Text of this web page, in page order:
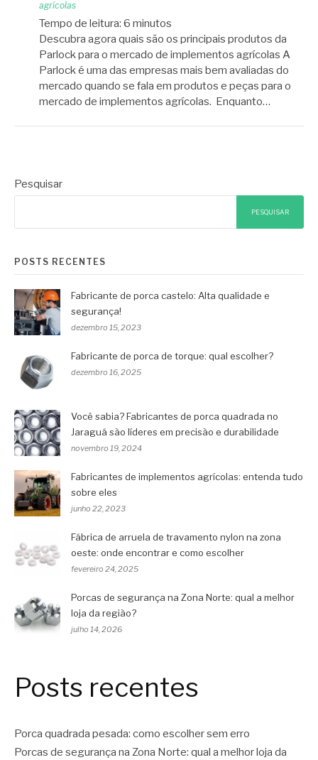
agrícolas
Tempo de leitura: 6 minutos
Descubra agora quais são os principais produtos da
Parlock para o mercado de implementos agrícolas A
Parlock é uma das empresas mais bem avaliadas do
mercado quando se fala em produtos e peças para o
mercado de implementos agrícolas. Enquanto…
Pesquisar
PESQUISAR
POSTS RECENTES
Fabricante de porca castelo: Alta qualidade e
segurança!
dezembro 15, 2023
Fabricante de porca de torque: qual escolher?
dezembro 16, 2025
Você sabia? Fabricantes de porca quadrada no
Jaraguá são líderes em precisão e durabilidade
novembro 19, 2024
Fabricantes de implementos agrícolas: entenda tudo
sobre eles
junho 22, 2023
Fábrica de arruela de travamento nylon na zona
oeste: onde encontrar e como escolher
fevereiro 24, 2025
Porcas de segurança na Zona Norte: qual a melhor
loja da região?
julho 14, 2026
Posts recentes
Porca quadrada pesada: como escolher sem erro
Porcas de segurança na Zona Norte: qual a melhor loja da